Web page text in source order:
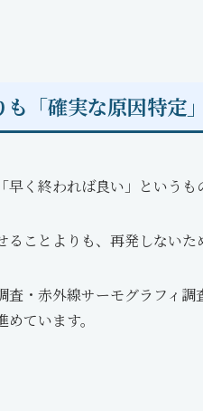
も「確実な原因特定
早く終われば良い」というも
ることよりも、再発しないた
査・赤外線サーモグラフィ
ています。